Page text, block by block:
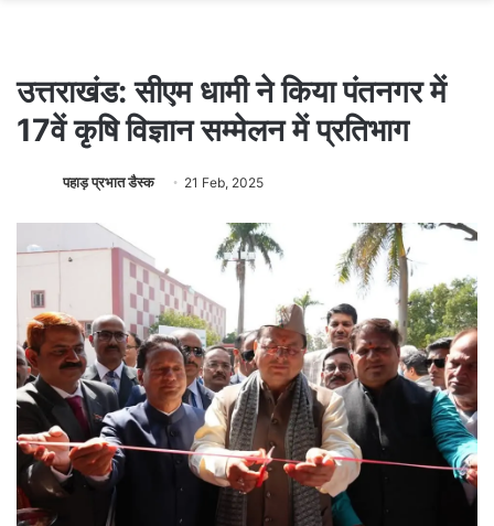
उत्तराखंड: सीएम धामी ने किया पंतनगर में
17वें कृषि विज्ञान सम्मेलन में प्रतिभाग
पहाड़ प्रभात डैस्क 21 Feb, 2025